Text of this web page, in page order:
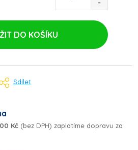
DO KOŠÍKU
Sdílet
Kč (bez DPH) zaplatíme dopravu za